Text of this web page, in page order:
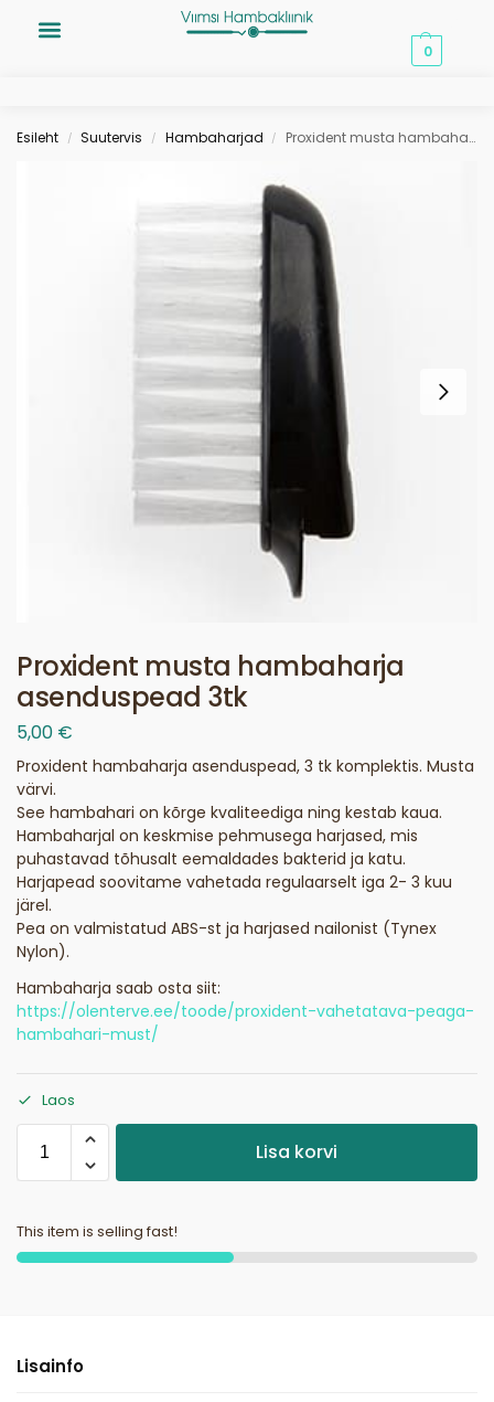
0
Esileht / Suutervis / Hambaharjad / Proxident musta hambaharja asenduspead 3tk
Proxident musta hambaharja
asenduspead 3tk
5,00 €
Proxident hambaharja asenduspead, 3 tk komplektis. Musta
värvi.
See hambahari on kõrge kvaliteediga ning kestab kaua.
Hambaharjal on keskmise pehmusega harjased, mis
puhastavad tõhusalt eemaldades bakterid ja katu.
Harjapead soovitame vahetada regulaarselt iga 2- 3 kuu
järel.
Pea on valmistatud ABS-st ja harjased nailonist (Tynex
Nylon).
Hambaharja saab osta siit:
https://olenterve.ee/toode/proxident-vahetatava-peaga-
hambahari-must/
Laos
Lisa korvi
This item is selling fast!
Lisainfo